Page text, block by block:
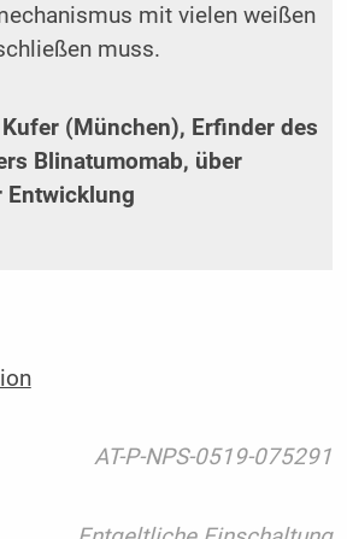
mit vielen weißen
muss.
(München), Erfinder des
Blinatumomab, über
Entwicklung
AT-P-NPS-0519-075291